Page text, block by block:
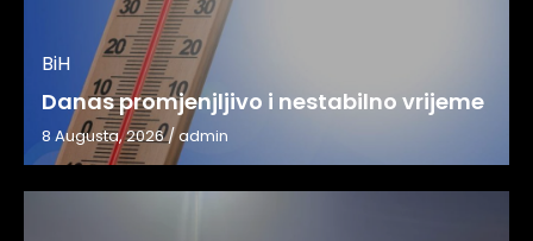
BiH
Danas promjenjljivo i nestabilno vrijeme
8 Augusta, 2026/admin